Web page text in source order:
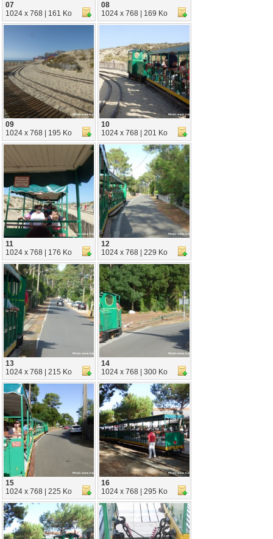
07
1024 x 768 | 161 Ko
08
1024 x 768 | 169 Ko
09
1024 x 768 | 195 Ko
10
1024 x 768 | 201 Ko
11
1024 x 768 | 176 Ko
12
1024 x 768 | 229 Ko
13
1024 x 768 | 215 Ko
14
1024 x 768 | 300 Ko
15
1024 x 768 | 225 Ko
16
1024 x 768 | 295 Ko